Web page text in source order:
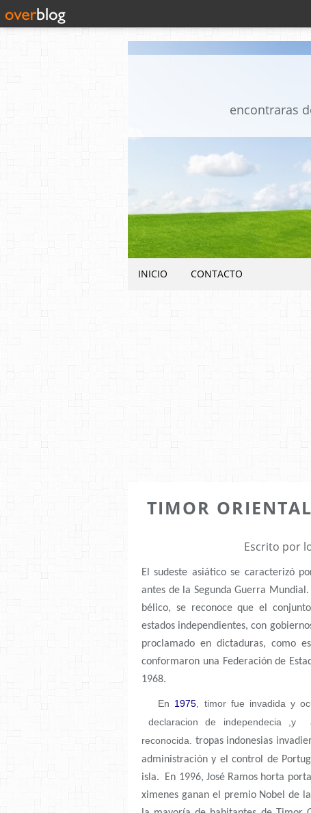
encontraras
INICIO CONTACTO
TIMOR
Escrito por
El sudeste asiático se caracterizó
antes de la Segunda Guerra
bélico, se reconoce que el
estados independientes, con
proclamado en dictaduras, como
conformaron una Federación de
1968.
En 1975, timor fue invadida y
declaracion de independecia ,y
reconocida. tropas indonesias
administración y el control de
isla. En 1996, José Ramos horta
ximenes ganan el premio Nobel de